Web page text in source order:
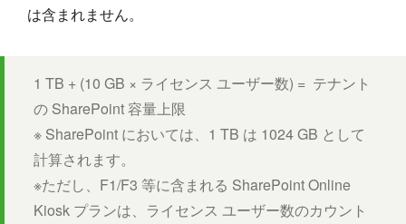
は含まれません。
1 TB + (10 GB × ライセンス ユーザー数) = テナント
の SharePoint 容量上限
※ SharePoint においては、1 TB は 1024 GB として
計算されます。
※ただし、F1/F3 等に含まれる SharePoint Online
Kiosk プランは、ライセンス ユーザー数のカウント